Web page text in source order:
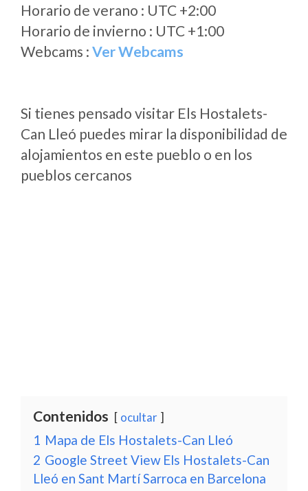
Horario de verano : UTC +2:00
Horario de invierno : UTC +1:00
Webcams : Ver Webcams
Si tienes pensado visitar Els Hostalets-
Can Lleó puedes mirar la disponibilidad de
alojamientos en este pueblo o en los
pueblos cercanos
Contenidos ocultar
1 Mapa de Els Hostalets-Can Lleó
2 Google Street View Els Hostalets-Can
Lleó en Sant Martí Sarroca en Barcelona